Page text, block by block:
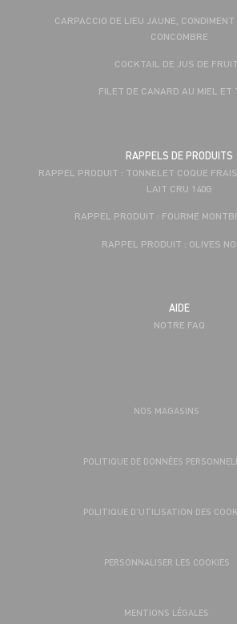
CARPACCIO DE LIEU JAUNE, CONDIMENT
CONCOMBRE
COCKTAIL DE JUS DE
FILET DE CANARD AU MIEL ET
RAPPELS DE PRODUITS
RAPPEL PRODUIT : TONNELET COQUE
LAIT CRU 140G
RAPPEL PRODUIT : FOURME
RAPPEL PRODUIT : OLIVES
AIDE
NOTRE FAQ
NOS MAGASINS
POLITIQUE DE DONNÉES
POLITIQUE D’UTILISATION DES
PERSONNALISER LES COOKIES
MENTIONS LÉGALES